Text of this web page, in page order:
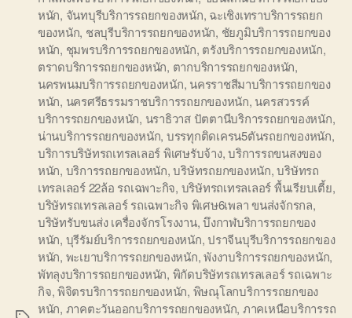
หนัก, จันทบุรีบริการรถยกของหนัก, ฉะเชิงเทราบริการรถยก
ของหนัก, ชลบุรีบริการรถยกของหนัก, ชัยภูมิบริการรถยกของ
หนัก, ชุมพรบริการรถยกของหนัก, ตรังบริการรถยกของหนัก,
ตราดบริการรถยกของหนัก, ตากบริการรถยกของหนัก,
นครพนมบริการรถยกของหนัก, นครราชสีมาบริการรถยกของ
หนัก, นครศรีธรรมราชบริการรถยกของหนัก, นครสวรรค์
บริการรถยกของหนัก, นราธิวาส ปัตตานีบริการรถยกของหนัก,
น่านบริการรถยกของหนัก, บรรทุกติดเครน5ตันรถยกของหนัก,
บริการบริษัทรถเทรลเลอร์ พิเศษรับจ้าง,บริการรถขนสงของ
หนัก, บริการรถยกของหนัก,บริษัทรถยกของหนัก,บริษัทรถ
เทรลเลอร์ 22ล้อ รถเฉพาะกิจ, บริษัทรถเทรลเลอร์ พื้นเรียบเตี้ย,
บริษัทรถเทรลเลอร์ รถเฉพาะกิจ พิเศษ6เพลา ขนส่งจักรกล,
บริษัทรับขนส่ง เครื่องจักรโรงงาน,บึงกาฬบริการรถยกของ
หนัก, บุรีรัมย์บริการรถยกของหนัก,ปราจีนบุรีบริการรถยกของ
หนัก, พะเยาบริการรถยกของหนัก,พังงาบริการรถยกของหนัก,
พัทลุงบริการรถยกของหนัก, พิกัดบริษัทรถเทรลเลอร์ รถเฉพาะ
กิจ,พิจิตรบริการรถยกของหนัก, พิษณุโลกบริการรถยกของ
หนัก, ภาคตะวันออกบริการรถยกของหนัก, ภาคเหนือบริการรถ